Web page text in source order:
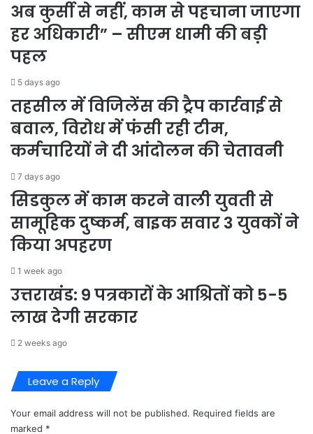
अब कुर्सी से नहीं, काम से पहचाना जाएगा
हर अधिकारी” – सीएम धामी की बड़ी
पहल
5 days ago
तहसील में विजिलेंस की ट्रैप कार्रवाई से
बवाल, विरोध में फंसी रही टीम,
कर्मचारियों ने दी आंदोलन की चेतावनी
7 days ago
सिडकुल में काम करने वाली युवती से
सामूहिक दुष्कर्म, बाइक सवार 3 युवकों ने
किया अपहरण
1 week ago
उत्तराखंड: 9 पत्रकारों के आश्रितों को 5-5
लाख देगी सरकार
2 weeks ago
Leave a Reply
Your email address will not be published. Required fields are
marked *